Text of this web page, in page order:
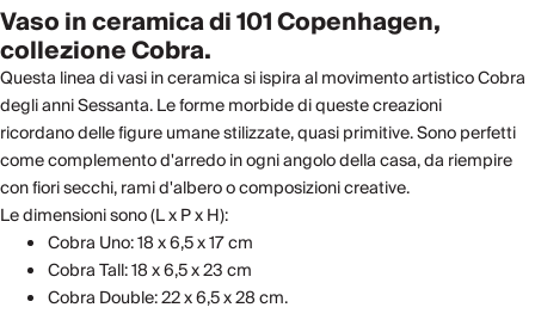
Vaso in ceramica di 101 Copenhagen,
collezione Cobra.
Questa linea di vasi in ceramica si ispira al movimento artistico Cobra
degli anni Sessanta. Le forme morbide di queste creazioni
ricordano delle figure umane stilizzate, quasi primitive. Sono perfetti
come complemento d'arredo in ogni angolo della casa, da riempire
con fiori secchi, rami d'albero o composizioni creative.
Le dimensioni sono (L x P x H):
Cobra Uno: 18 x 6,5 x 17 cm
Cobra Tall: 18 x 6,5 x 23 cm
Cobra Double: 22 x 6,5 x 28 cm.